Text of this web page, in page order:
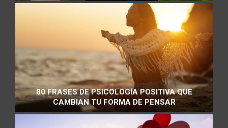
80 FRASES DE PSICOLOGÍA POSITIVA QUE
CAMBIAN TU FORMA DE PENSAR